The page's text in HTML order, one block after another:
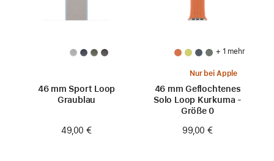
46 mm Sport Loop
Graublau
49,00 €
+ 1 mehr
Nur bei Apple
46 mm Geflochtenes
Solo Loop Kurkuma -
Größe 0
99,00 €